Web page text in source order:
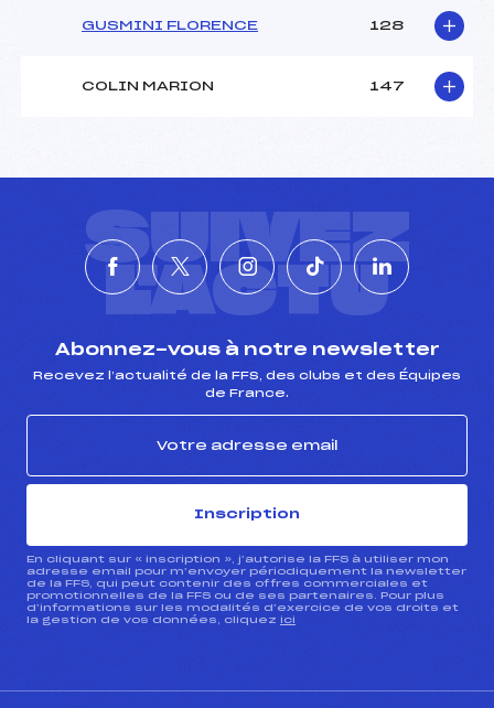
GUSMINI FLORENCE 128
COLIN MARION 147
SUIVEZ
L'ACTU
Abonnez-vous à notre newsletter
Recevez l’actualité de la FFS, des clubs et des Équipes
de France.
Inscription
En cliquant sur « inscription », j’autorise la FFS à utiliser mon
adresse email pour m’envoyer périodiquement la newsletter
de la FFS, qui peut contenir des offres commerciales et
promotionnelles de la FFS ou de ses partenaires. Pour plus
d’informations sur les modalités d’exercice de vos droits et
la gestion de vos données, cliquez ici